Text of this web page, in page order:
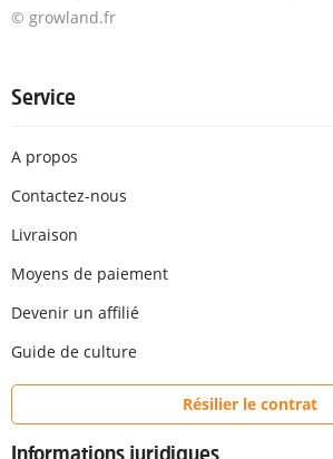
© growland.fr
Service
A propos
Contactez-nous
Livraison
Moyens de paiement
Devenir un affilié
Guide de culture
Résilier le contrat
Informations juridiques